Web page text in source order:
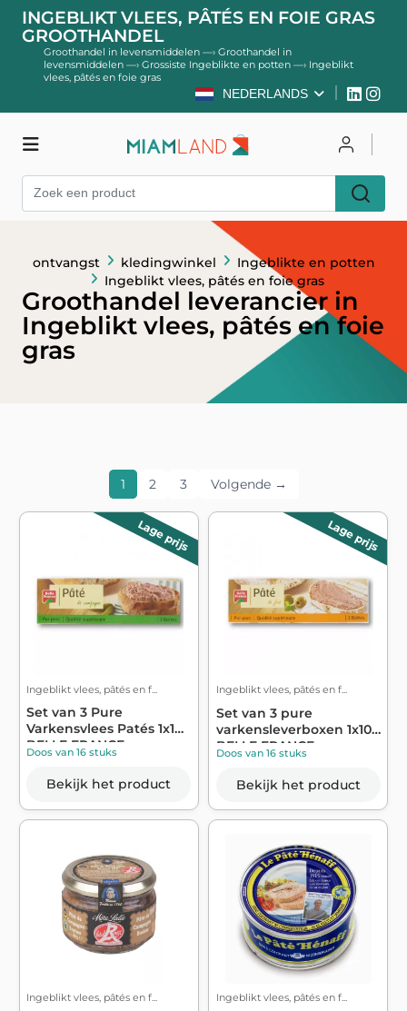
INGEBLIKT VLEES, PÂTÉS EN FOIE GRAS
GROOTHANDEL
Groothandel in levensmiddelen —› Groothandel in
levensmiddelen —› Grossiste Ingeblikte en potten —›Ingeblikt
vlees, pâtés en foie gras
NEDERLANDS
ontvangst kledingwinkel
Ingeblikte en potten
Ingeblikt vlees, pâtés en foie gras
Groothandel leverancier in
Ingeblikt vlees, pâtés en foie
gras
1 2 3 Volgende →
Lage prijs
Ingeblikt vlees, pâtés en f...
Set van 3 Pure
Varkensvlees Patés 1x10 -
BELLE FRANCE
Doos van 16 stuks
Bekijk het product
Lage prijs
Ingeblikt vlees, pâtés en f...
Set van 3 pure
varkensleverboxen 1x10 -
BELLE FRANCE
Doos van 16 stuks
Bekijk het product
Ingeblikt vlees, pâtés en f... Ingeblikt vlees, pâtés en f...